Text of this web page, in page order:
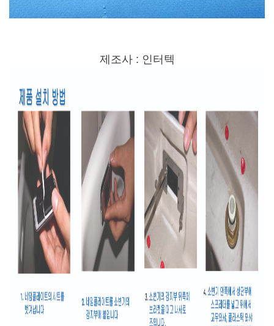
제조사 : 인터텍